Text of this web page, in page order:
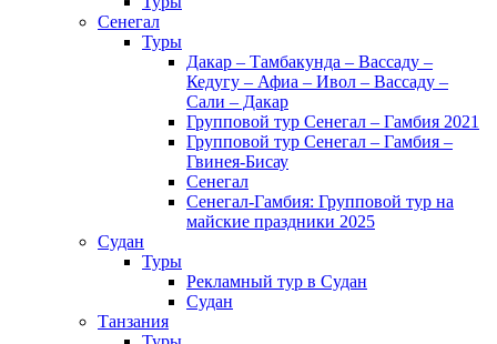
Сенегал
Туры
Дакар – Тамбакунда – Вассаду –
Кедугу – Афиа – Ивол – Вассаду –
Сали – Дакар
Групповой тур Сенегал – Гамбия 2021
Групповой тур Сенегал – Гамбия –
Гвинея-Бисау
Сенегал
Сенегал-Гамбия: Групповой тур на
майские праздники 2025
Судан
Туры
Рекламный тур в Cудан
Cудан
Танзания